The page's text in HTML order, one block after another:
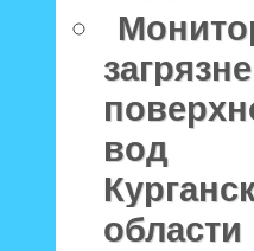
вод
области